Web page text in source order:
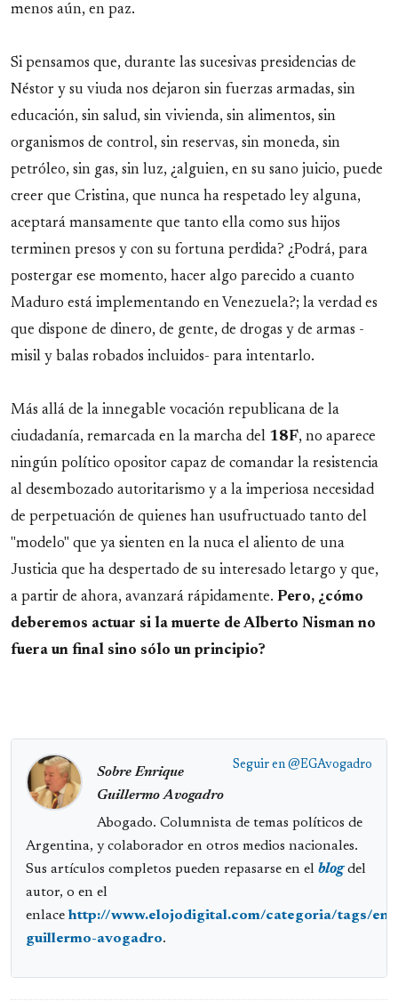
menos aún, en paz.
Si pensamos que, durante las sucesivas presidencias de
Néstor y su viuda nos dejaron sin fuerzas armadas, sin
educación, sin salud, sin vivienda, sin alimentos, sin
organismos de control, sin reservas, sin moneda, sin
petróleo, sin gas, sin luz, ¿alguien, en su sano juicio, puede
creer que Cristina, que nunca ha respetado ley alguna,
aceptará mansamente que tanto ella como sus hijos
terminen presos y con su fortuna perdida? ¿Podrá, para
postergar ese momento, hacer algo parecido a cuanto
Maduro está implementando en Venezuela?; la verdad es
que dispone de dinero, de gente, de drogas y de armas -
misil y balas robados incluidos- para intentarlo.
Más allá de la innegable vocación republicana de la
ciudadanía, remarcada en la marcha del 18F, no aparece
ningún político opositor capaz de comandar la resistencia
al desembozado autoritarismo y a la imperiosa necesidad
de perpetuación de quienes han usufructuado tanto del
"modelo" que ya sienten en la nuca el aliento de una
Justicia que ha despertado de su interesado letargo y que,
a partir de ahora, avanzará rápidamente. Pero, ¿cómo
deberemos actuar si la muerte de Alberto Nisman no
fuera un final sino sólo un principio?
Seguir en @EGAvogadro
Sobre Enrique
Guillermo Avogadro
Abogado. Columnista de temas políticos de
Argentina, y colaborador en otros medios nacionales.
Sus artículos completos pueden repasarse en el blogdel
autor, o en el
enlace http://www.elojodigital.com/categoria/tags/
guillermo-avogadro.